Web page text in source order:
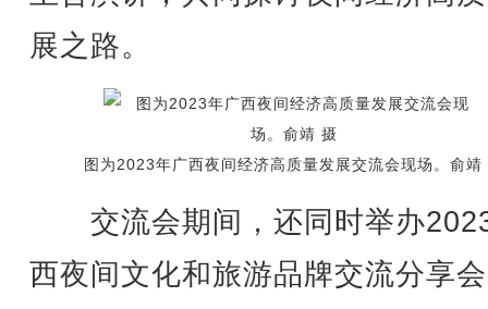
展之路。
图为2023年广西夜间经济高质量发展交流会现场。俞靖
交流会期间，还同时举办
西夜间文化和旅游品牌交流分享